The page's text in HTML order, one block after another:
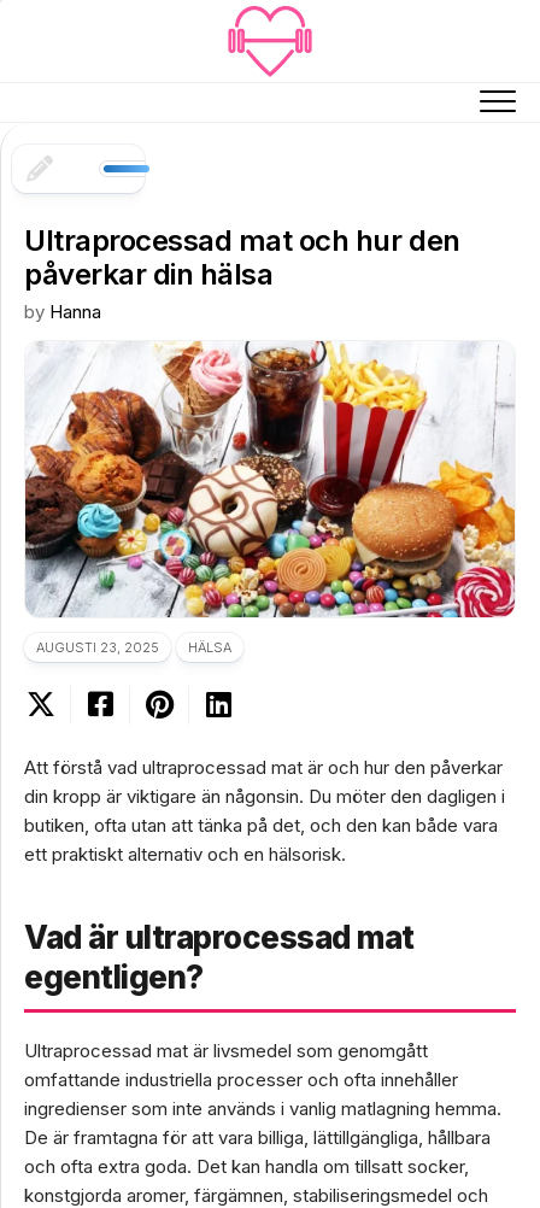
Ultraprocessad mat och hur den
påverkar din hälsa
by Hanna
AUGUSTI 23, 2025 HÄLSA
Att förstå vad ultraprocessad mat är och hur den påverkar
din kropp är viktigare än någonsin. Du möter den dagligen i
butiken, ofta utan att tänka på det, och den kan både vara
ett praktiskt alternativ och en hälsorisk.
Vad är ultraprocessad mat
egentligen?
Ultraprocessad mat är livsmedel som genomgått
omfattande industriella processer och ofta innehåller
ingredienser som inte används i vanlig matlagning hemma.
De är framtagna för att vara billiga, lättillgängliga, hållbara
och ofta extra goda. Det kan handla om tillsatt socker,
konstgjorda aromer, färgämnen, stabiliseringsmedel och